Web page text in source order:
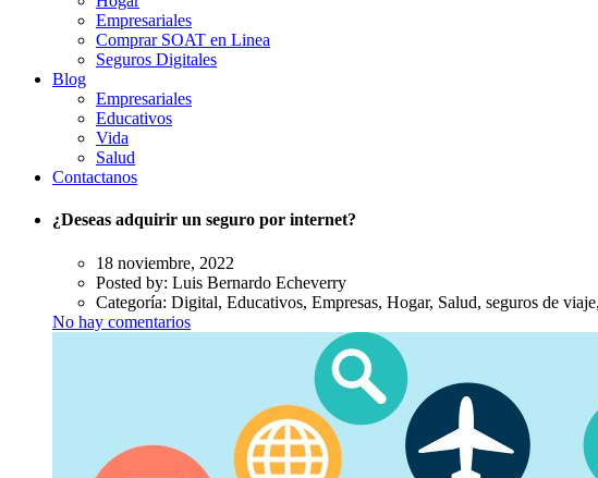
Empresariales
Comprar SOAT en Linea
Seguros Digitales
Blog
Empresariales
Educativos
Vida
Salud
Contactanos
¿Deseas adquirir un seguro por internet?
18 noviembre, 2022
Posted by: Luis Bernardo Echeverry
Categoría: Digital, Educativos, Empresas, Hogar, Salud, seguros de
No hay comentarios